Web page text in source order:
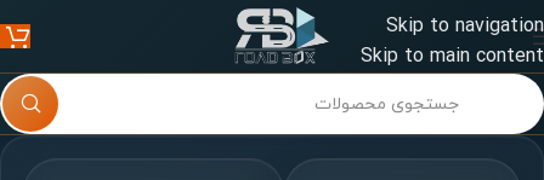
Skip to navigation
Skip to main content